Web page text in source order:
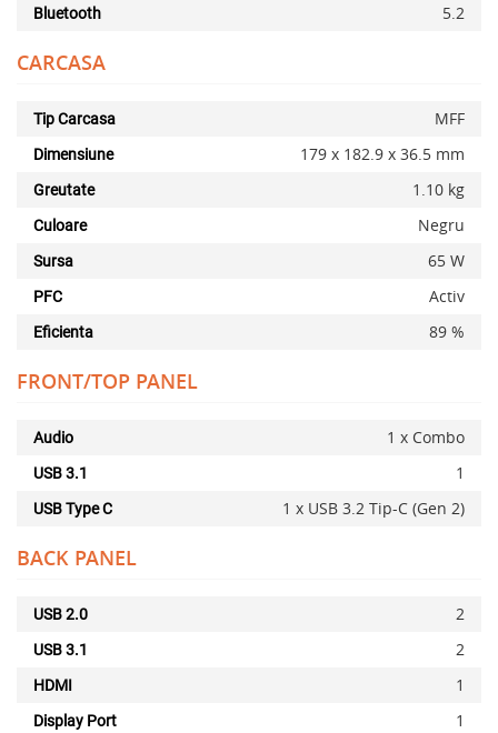
Bluetooth 5.2
CARCASA
Tip Carcasa MFF
Dimensiune 179 x 182.9 x 36.5 mm
Greutate 1.10 kg
Culoare Negru
Sursa 65 W
PFC Activ
Eficienta 89 %
FRONT/TOP PANEL
Audio 1 x Combo
USB 3.1 1
USB Type C 1 x USB 3.2 Tip-C (Gen 2)
BACK PANEL
USB 2.0 2
USB 3.1 2
HDMI 1
Display Port 1